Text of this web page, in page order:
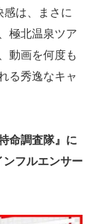
感は、まさに
極北温泉ツア
動画を何度も
る秀逸なキャ
命調査隊』に
フルエンサー